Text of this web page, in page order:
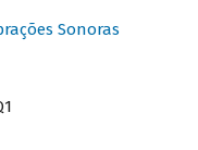
Sonoras